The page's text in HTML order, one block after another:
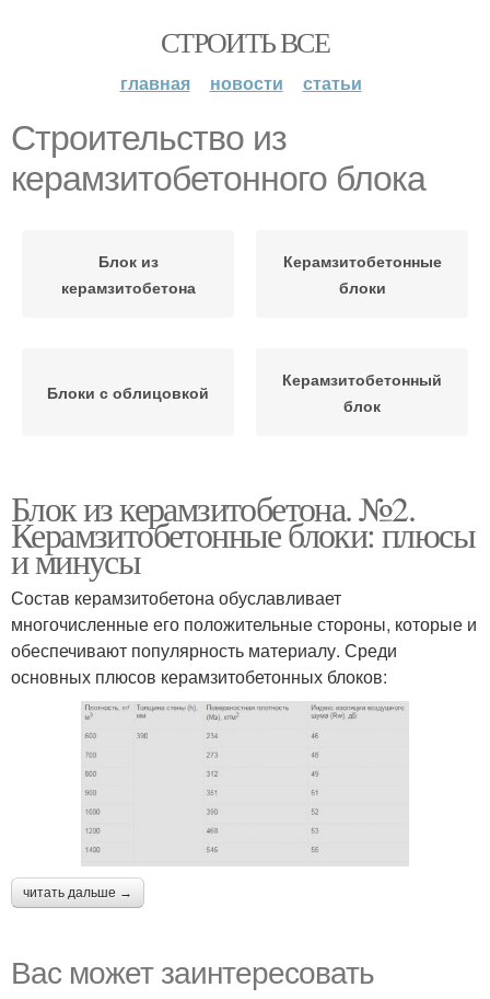
СТРОИТЬ ВСЕ
главная новости статьи
Строительство из
керамзитобетонного блока
Блок из
керамзитобетона
Керамзитобетонные
блоки
Блоки с облицовкой
Керамзитобетонный
блок
Блок из керамзитобетона. №2.
Керамзитобетонные блоки: плюсы
и минусы
Состав керамзитобетона обуславливает
многочисленные его положительные стороны, которые и
обеспечивают популярность материалу. Среди
основных плюсов керамзитобетонных блоков:
читать дальше →
Вас может заинтересовать